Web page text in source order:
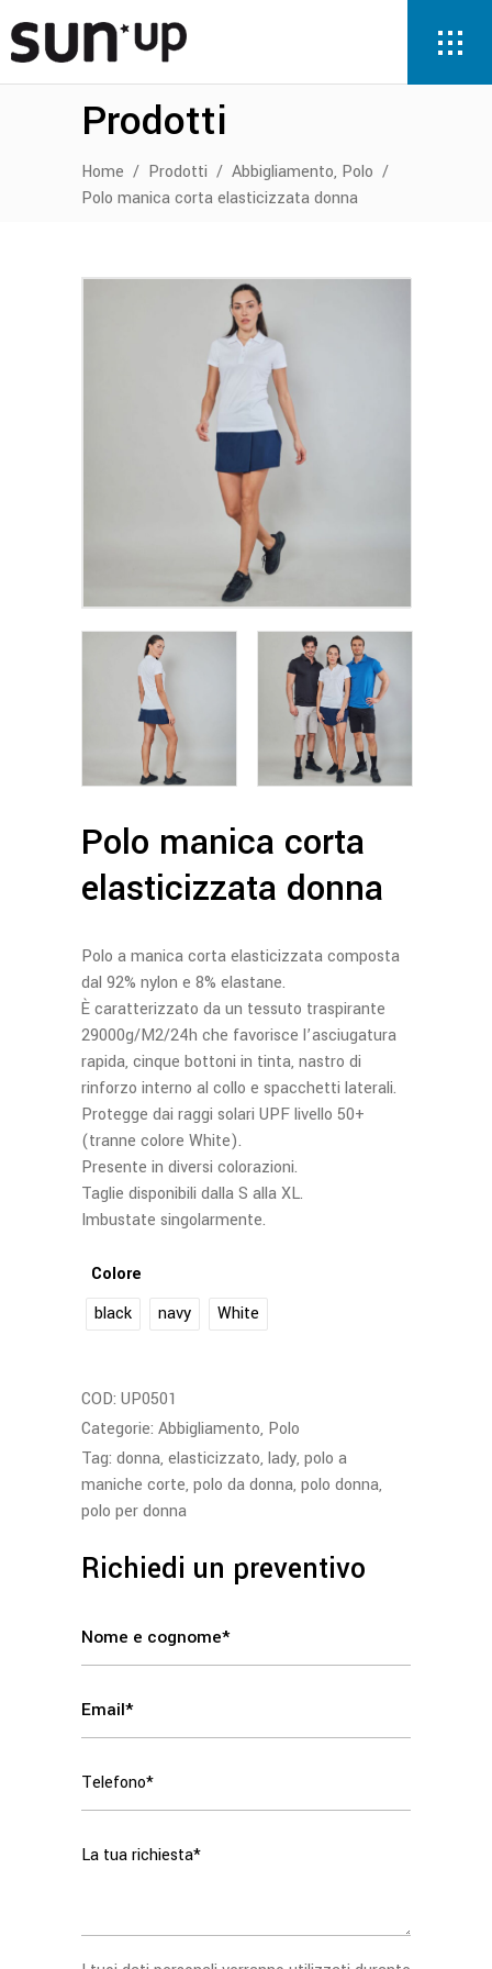
Prodotti
Home / Prodotti / Abbigliamento, Polo /
Polo manica corta elasticizzata donna
Polo manica corta
elasticizzata donna
Polo a manica corta elasticizzata composta
dal 92% nylon e 8% elastane.
È caratterizzato da un tessuto traspirante
29000g/M2/24h che favorisce l’asciugatura
rapida, cinque bottoni in tinta, nastro di
rinforzo interno al collo e spacchetti laterali.
Protegge dai raggi solari UPF livello 50+
(tranne colore White).
Presente in diversi colorazioni.
Taglie disponibili dalla S alla XL.
Imbustate singolarmente.
Colore
black
navy White
COD: UP0501
Categorie: Abbigliamento, Polo
Tag: donna, elasticizzato, lady, polo a
maniche corte, polo da donna, polo donna,
polo per donna
Richiedi un preventivo